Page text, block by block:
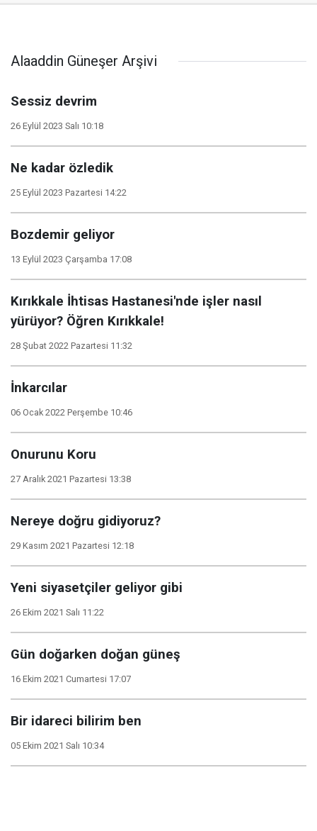
Alaaddin Güneşer Arşivi
Sessiz devrim
26 Eylül 2023 Salı 10:18
Ne kadar özledik
25 Eylül 2023 Pazartesi 14:22
Bozdemir geliyor
13 Eylül 2023 Çarşamba 17:08
Kırıkkale İhtisas Hastanesi'nde işler nasıl
yürüyor? Öğren Kırıkkale!
28 Şubat 2022 Pazartesi 11:32
İnkarcılar
06 Ocak 2022 Perşembe 10:46
Onurunu Koru
27 Aralık 2021 Pazartesi 13:38
Nereye doğru gidiyoruz?
29 Kasım 2021 Pazartesi 12:18
Yeni siyasetçiler geliyor gibi
26 Ekim 2021 Salı 11:22
Gün doğarken doğan güneş
16 Ekim 2021 Cumartesi 17:07
Bir idareci bilirim ben
05 Ekim 2021 Salı 10:34